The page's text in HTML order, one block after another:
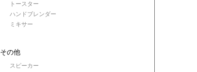
トースター
ハンドブレンダー
ミキサー
その他
スピーカー